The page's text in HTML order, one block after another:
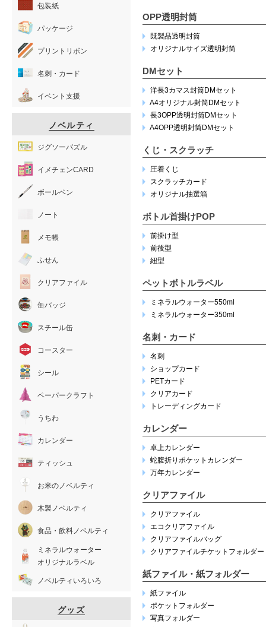
OPP透明封筒
既製品透明封筒
オリジナルサイズ透明封筒
DMセット
洋長3カマス封筒DMセット
A4オリジナル封筒DMセット
長3OPP透明封筒DMセット
A4OPP透明封筒DMセット
くじ・スクラッチ
圧着くじ
スクラッチカード
オリジナル抽選箱
ボトル首掛けPOP
前掛け型
前後型
紐型
ペットボトルラベル
ミネラルウォーター550ml
ミネラルウォーター350ml
名刺・カード
名刺
ショップカード
PETカード
クリアカード
トレーディングカード
カレンダー
卓上カレンダー
蛇腹折りポケットカレンダー
万年カレンダー
クリアファイル
クリアファイル
エコクリアファイル
クリアファイルバッグ
クリアファイルチケットフォルダー
紙ファイル・紙フォルダー
紙ファイル
ポケットフォルダー
写真フォルダー
包装紙
パッケージ
プリントリボン
名刺・カード
イベント支援
ノベルティ
ジグソーパズル
イメチェンCARD
ボールペン
ノート
メモ帳
ふせん
クリアファイル
缶バッジ
スチール缶
コースター
シール
ペーパークラフト
うちわ
カレンダー
ティッシュ
お米のノベルティ
木製ノベルティ
食品・飲料ノベルティ
ミネラルウォーター
オリジナルラベル
ノベルティいろいろ
グッズ